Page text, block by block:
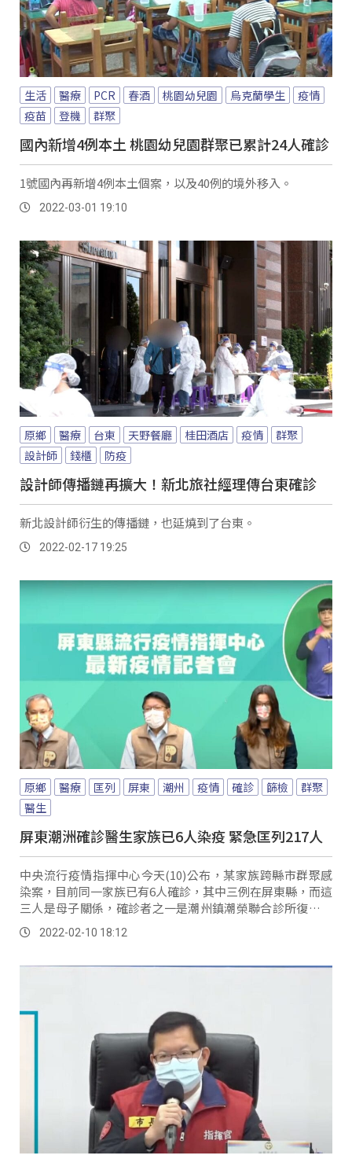
生活 醫療 PCR 春酒 桃園幼兒園 烏克蘭學生
疫情
疫苗
登機 群聚
國內新增4例本土 桃園幼兒園群聚已累計24人確診
1號國內再新增4例本土個案，以及40例的境外移入。
2022-03-01 19:10
原鄉 醫療 台東 天野餐廳 桂田酒店 疫情
群聚
設計師
錢櫃 防疫
設計師傳播鏈再擴大！新北旅社經理傳台東確診
新北設計師衍生的傳播鏈，也延燒到了台東。
2022-02-17 19:25
原鄉 醫療 匡列 屏東 潮州 疫情 確診 篩檢
群聚
醫生
屏東潮洲確診醫生家族已6人染疫 緊急匡列217人
中央流行疫情指揮中心今天(10)公布，某家族跨縣市群聚感
染案，目前同一家族已有6人確診，其中三例在屏東縣，而這
三人是母子關係，確診者之一是潮州鎮潮榮聯合診所復健科
的女醫師，屏縣衛生局緊急匡列217人，...。
2022-02-10 18:12